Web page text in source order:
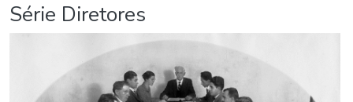
Série Diretores